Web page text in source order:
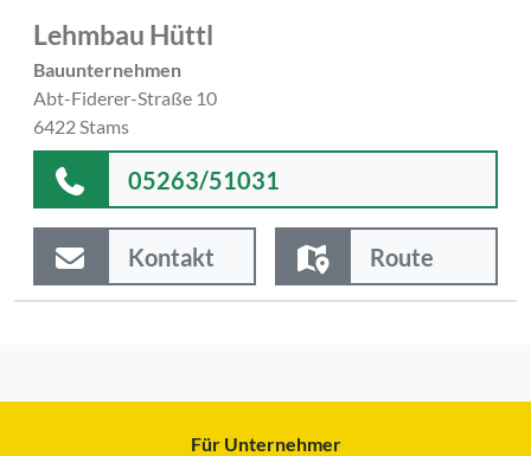
Lehmbau Hüttl
Bauunternehmen
Abt-Fiderer-Straße 10
6422 Stams
05263/51031
Kontakt Route
Für Unternehmer